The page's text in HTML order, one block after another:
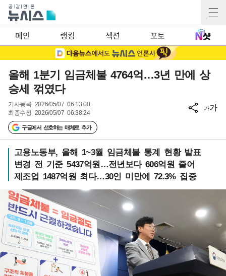
메인 랭킹 섹션 포토
올해 1분기 임금체불 4764억…3년 만에 상
승세 꺾였다
기사등록 2026/05/07 06:13:00
최종수정 2026/05/07 06:38:24
구글에서 선호하는 매체로 추가
가가
고용노동부, 올해 1~3월 임금체불 통계 현황 발표
변경 전 기준 5437억원…전년보다 606억원 줄어
제조업 1487억원 최다…30인 미만에 72.3% 집중